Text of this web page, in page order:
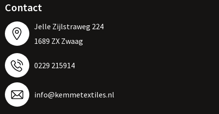
Contact
Jelle Zijlstraweg 224
1689 ZX Zwaag
0229 215914
info@kemmetextiles.nl